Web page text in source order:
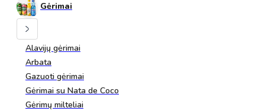
Gėrimai
Alavijų gėrimai
Arbata
Gazuoti gėrimai
Gėrimai su Nata de Coco
Gėrimų milteliai